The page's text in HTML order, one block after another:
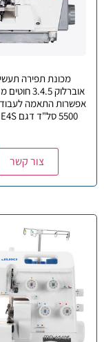
מכונת תפירה
אוברלוק
אפשרות התאמה
5500 סל"ד דגם JACK E4S
צור קשר